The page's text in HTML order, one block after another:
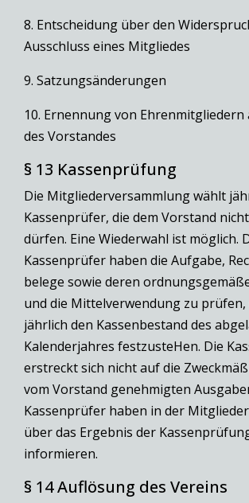
8. Entscheidung über den
Ausschluss eines Mitgliedes
9. Satzungsänderungen
10. Ernennung von
des Vorstandes
§ 13 Kassenprüfung
Die Mitgliederversammlung wählt
Kassenprüfer, die dem Vorstand
dürfen. Eine Wiederwahl ist möglich.
Kassenprüfer haben die Aufgabe,
belege sowie deren
und die Mittelverwendung zu prüfen,
jährlich den Kassenbestand des
Kalenderjahres festzusteHen. Die
erstreckt sich nicht auf die
vom Vorstand genehmigten
Kassenprüfer haben in der
über das Ergebnis der
informieren.
§ 14 Auflösung des Vereins